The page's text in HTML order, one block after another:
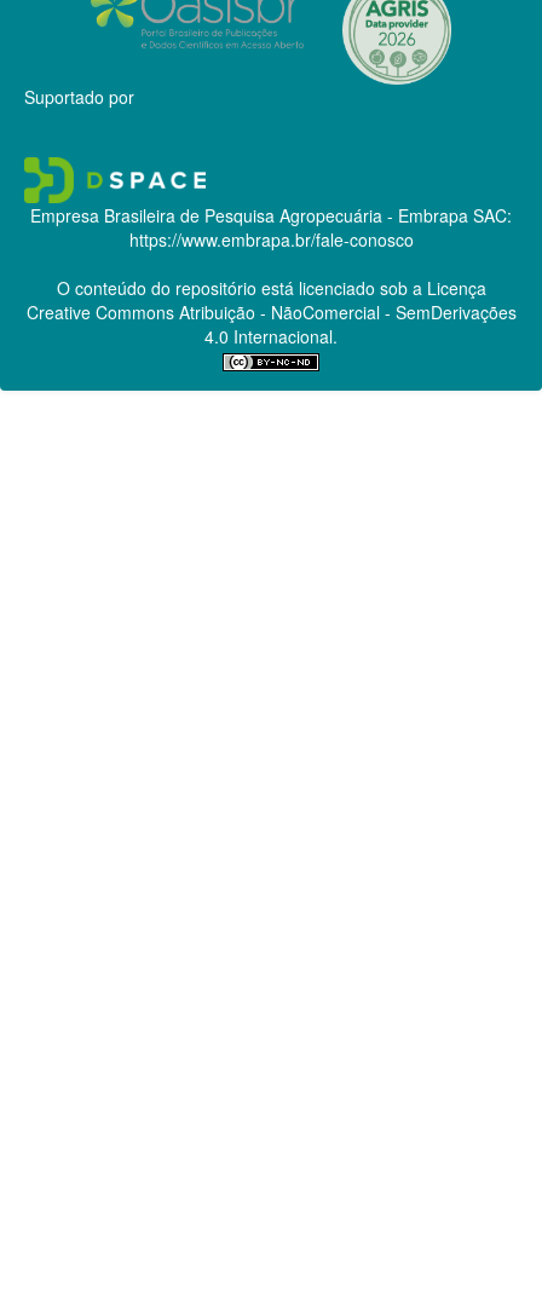
Suportado por
Empresa Brasileira de Pesquisa Agropecuária - Embrapa SAC:
https://www.embrapa.br/fale-conosco
O conteúdo do repositório está licenciado sob a Licença
Creative CommonsAtribuição - NãoComercial - SemDerivações
4.0 Internacional.